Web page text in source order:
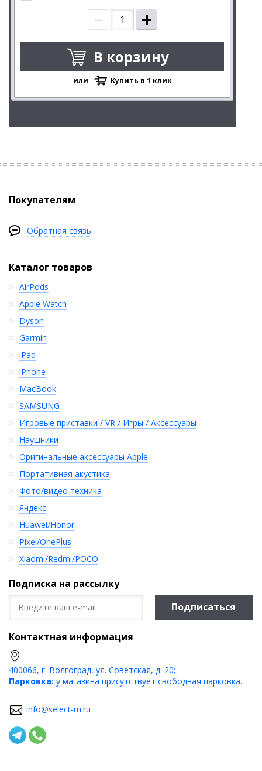
– +
В корзину
или Купить в 1 клик
Покупателям
Обратная связь
Каталог товаров
AirPods
Apple Watch
Dyson
Garmin
iPad
iPhone
MacBook
SAMSUNG
Игровые приставки / VR / Игры / Аксессуары
Наушники
Оригинальные аксессуары Apple
Портативная акустика
Фото/видео техника
Яндекс
Huawei/Honor
Pixel/OnePlus
Xiaomi/Redmi/POCO
Подписка на рассылку
Подписаться
Контактная информация
400066, г. Волгоград, ул. Советская, д. 20;
Парковка: у магазина присутствует свободная парковка.
info@select-m.ru